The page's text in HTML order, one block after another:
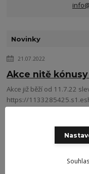
Novinky
21.07.2022
Akce nitě kónusy
Akce již běží od 11.7.22
https://